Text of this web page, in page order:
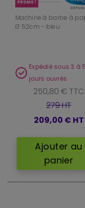
PROMO !
Machine à barbe à
Ø 52cm - bleu
Expédié sous 3 à 5
jours ouvrés
250,80 € TTC
279 HT
209,00 € HT
Ajouter au
panier